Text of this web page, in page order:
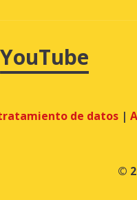
YouTube
de datos|
©